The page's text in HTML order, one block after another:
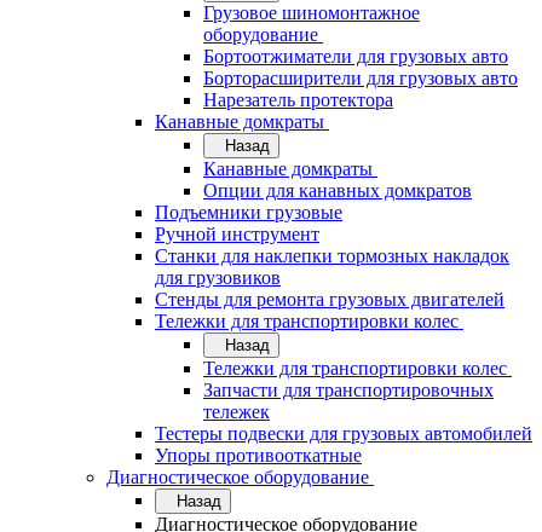
Грузовое шиномонтажное
оборудование
Бортоотжиматели для грузовых авто
Борторасширители для грузовых авто
Нарезатель протектора
Канавные домкраты
Назад
Канавные домкраты
Опции для канавных домкратов
Подъемники грузовые
Ручной инструмент
Станки для наклепки тормозных накладок
для грузовиков
Стенды для ремонта грузовых двигателей
Тележки для транспортировки колес
Назад
Тележки для транспортировки колес
Запчасти для транспортировочных
тележек
Тестеры подвески для грузовых автомобилей
Упоры противооткатные
Диагностическое оборудование
Назад
Диагностическое оборудование